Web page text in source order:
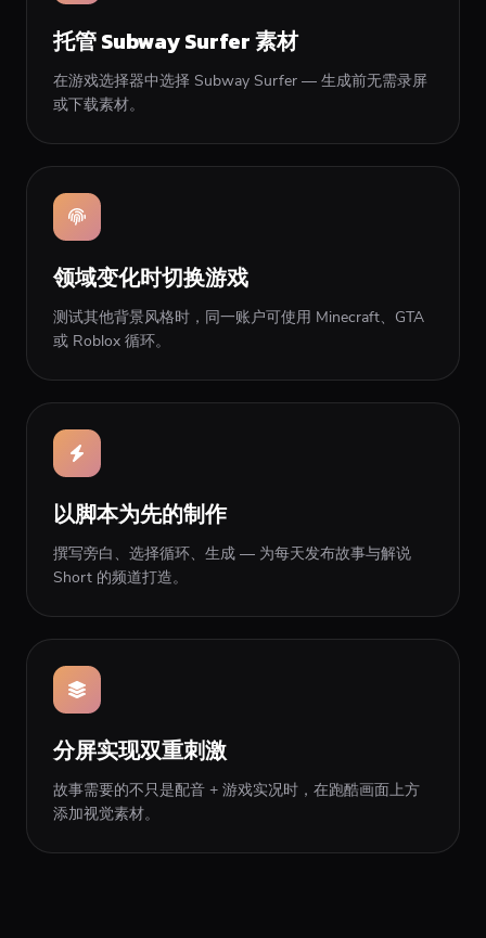
托管 Subway Surfer 素材
在游戏选择器中选择 Subway Surfer — 生成前无需录屏
或下载素材。
领域变化时切换游戏
测试其他背景风格时，同一账户可使用 Minecraft、GTA
或 Roblox 循环。
以脚本为先的制作
撰写旁白、选择循环、生成 — 为每天发布故事与解说
Short 的频道打造。
分屏实现双重刺激
故事需要的不只是配音 + 游戏实况时，在跑酷画面上方
添加视觉素材。